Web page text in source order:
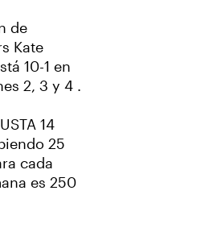
de
Kate
10-1 en
2, 3 y 4 .
14
25
cada
es 250